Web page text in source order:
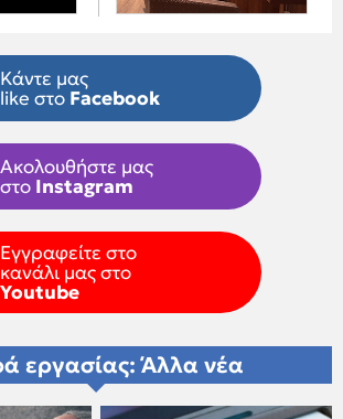
Κάντε μας
like στο Facebook
Ακολουθήστε μας
στο Instagram
Εγγραφείτε στο
κανάλι μας στο
Youtube
εργασίας: Άλλα νέα